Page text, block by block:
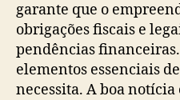
garante que o
obrigações fiscais e
pendências
elementos essenciais
necessita. A boa notícia